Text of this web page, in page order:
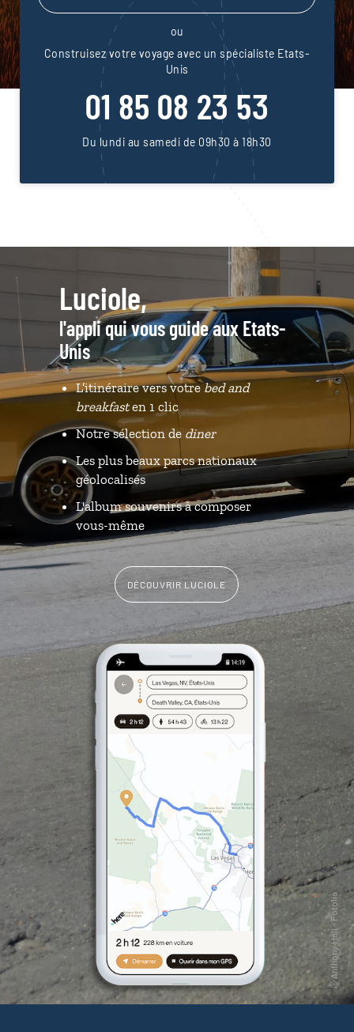
ou
Construisez votre voyage avec un spécialiste Etats-
Unis
01 85 08 23 53
Du lundi au samedi de 09h30 à 18h30
Luciole,
l'appli qui vous guide aux Etats-
Unis
L’itinéraire vers votrebed and
breakfasten 1 clic
Notre sélection de diner
Les plus beaux parcs nationaux
géolocalisés
L'album souvenirs à composer
vous-même
DÉCOUVRIR LUCIOLE